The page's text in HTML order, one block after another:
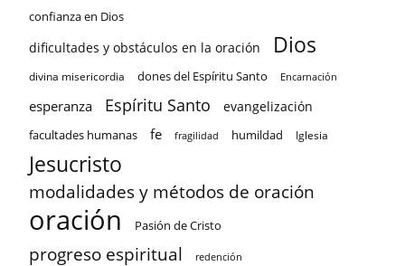
confianza en Dios
dificultades y obstáculos en la oración Dios
divina misericordia dones del Espíritu Santo Encarnación
esperanza Espíritu Santo evangelización
facultades humanas fe fragilidad humildad Iglesia
Jesucristo
modalidades y métodos de oración
oración Pasión de Cristo
progreso espiritual redención